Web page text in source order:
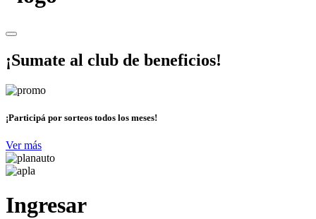
¡Sumate al club de beneficios!
¡Participá por sorteos todos los meses!
Ver más
Ingresar